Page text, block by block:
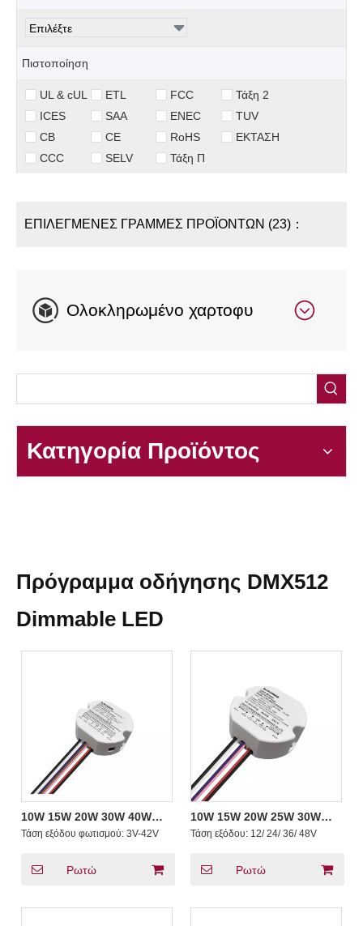
Πιστοποίηση
UL & cUL ETL FCC
Τάξη 2
ICES
SAA ENEC
TUV
CB
CE RoHS
ΕΚΤΑΣΗ
CCC
SELV Τάξη Π
ΕΠΙΛΕΓΜΕΝΕΣ ΓΡΑΜΜΕΣ ΠΡΟΪΟΝΤΩΝ (23)：
Ολοκληρωμένο χαρτοφυ
Κατηγορία Προϊόντος
Πρόγραμμα οδήγησης DMX512
Dimmable LED
10W 15W 20W 30W 40W
50W CC DMX512
ρυθμιζόμενο πρόγραμμα
τρεμόπαιγμα Κατηγορίας 2
Τάση εξόδου φωτισμού: 3V-42V
Ρωτώ
10W 15W 20W 25W 30W
40W DMX512 Μίνι
σταθερής τάσης Πλαστικό
Είσοδος 100-277V AC
Τάση εξόδου: 12/ 24/ 36/ 48V
Ρωτώ